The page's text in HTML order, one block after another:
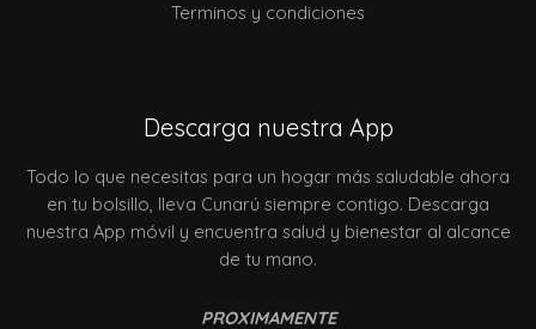
Terminos y condiciones
Descarga nuestra App
Todo lo que necesitas para un hogar más saludable ahora
en tu bolsillo, lleva Cunarú siempre contigo. Descarga
nuestra App móvil y encuentra salud y bienestar al alcance
de tu mano.
PROXIMAMENTE